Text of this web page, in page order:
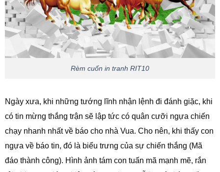
Rèm cuốn in tranh RIT10
Ngày xưa, khi những tướng lĩnh nhận lệnh đi đánh giặc, khi
có tin mừng thắng trận sẽ lập tức có quân cưỡi ngựa chiến
chạy nhanh nhất về báo cho nhà Vua. Cho nên, khi thấy con
ngựa về báo tin, đó là biểu trưng của sự chiến thắng (Mã
đáo thành công). Hình ảnh tám con tuấn mã mạnh mẽ, rắn